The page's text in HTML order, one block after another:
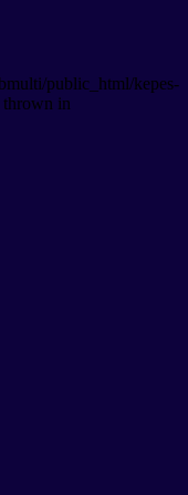
public_html/kepes-
thrown in